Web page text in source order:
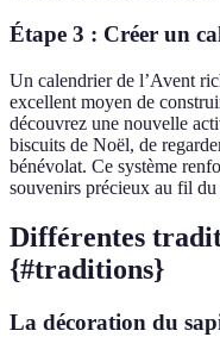
Étape 3 : Créer un
Un calendrier de l’Avent
excellent moyen de
découvrez une nouvelle
biscuits de Noël, de
bénévolat. Ce système
souvenirs précieux au fil du
Différentes
{#traditions}
La décoration du